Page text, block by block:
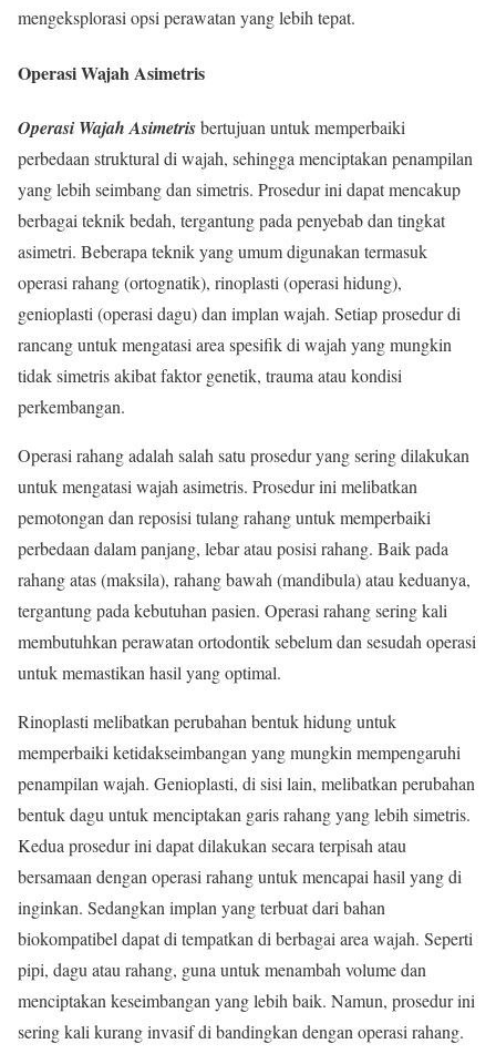
mengeksplorasi opsi perawatan yang lebih tepat.
Operasi Wajah Asimetris
Operasi Wajah Asimetrisbertujuan untuk memperbaiki
perbedaan struktural di wajah, sehingga menciptakan penampilan
yang lebih seimbang dan simetris. Prosedur ini dapat mencakup
berbagai teknik bedah, tergantung pada penyebab dan tingkat
asimetri. Beberapa teknik yang umum digunakan termasuk
operasi rahang (ortognatik), rinoplasti (operasi hidung),
genioplasti (operasi dagu) dan implan wajah. Setiap prosedur di
rancang untuk mengatasi area spesifik di wajah yang mungkin
tidak simetris akibat faktor genetik, trauma atau kondisi
perkembangan.
Operasi rahang adalah salah satu prosedur yang sering dilakukan
untuk mengatasi wajah asimetris. Prosedur ini melibatkan
pemotongan dan reposisi tulang rahang untuk memperbaiki
perbedaan dalam panjang, lebar atau posisi rahang. Baik pada
rahang atas (maksila), rahang bawah (mandibula) atau keduanya,
tergantung pada kebutuhan pasien. Operasi rahang sering kali
membutuhkan perawatan ortodontik sebelum dan sesudah operasi
untuk memastikan hasil yang optimal.
Rinoplasti melibatkan perubahan bentuk hidung untuk
memperbaiki ketidakseimbangan yang mungkin mempengaruhi
penampilan wajah. Genioplasti, di sisi lain, melibatkan perubahan
bentuk dagu untuk menciptakan garis rahang yang lebih simetris.
Kedua prosedur ini dapat dilakukan secara terpisah atau
bersamaan dengan operasi rahang untuk mencapai hasil yang di
inginkan. Sedangkan implan yang terbuat dari bahan
biokompatibel dapat di tempatkan di berbagai area wajah. Seperti
pipi, dagu atau rahang, guna untuk menambah volume dan
menciptakan keseimbangan yang lebih baik. Namun, prosedur ini
sering kali kurang invasif di bandingkan dengan operasi rahang.